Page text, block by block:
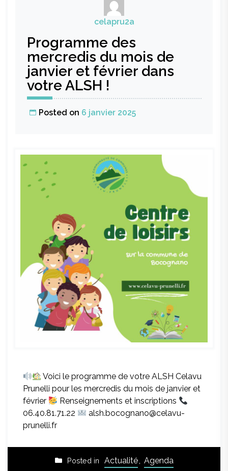
celapru2a
Programme des
mercredis du mois de
janvier et février dans
votre ALSH !
Posted on 6 janvier 2025
Voici le programme de votre ALSH Celavu
Prunelli pour les mercredis du mois de janvier et
février
Renseignements et inscriptions
06.40.81.71.22
alsh.bocognano@celavu-
prunelli.fr
Posted in Actualité, Agenda